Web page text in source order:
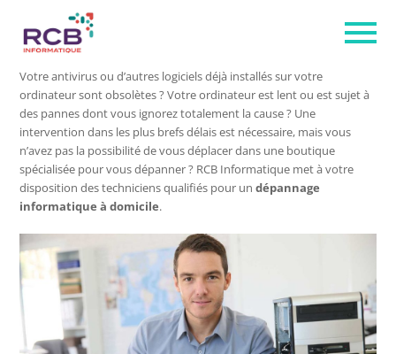
Votre antivirus ou d’autres logiciels déjà installés sur votre
ordinateur sont obsolètes ? Votre ordinateur est lent ou est sujet à
des pannes dont vous ignorez totalement la cause ? Une
intervention dans les plus brefs délais est nécessaire, mais vous
n’avez pas la possibilité de vous déplacer dans une boutique
spécialisée pour vous dépanner ? RCB Informatique met à votre
disposition des techniciens qualifiés pour undépannage
informatique à domicile.